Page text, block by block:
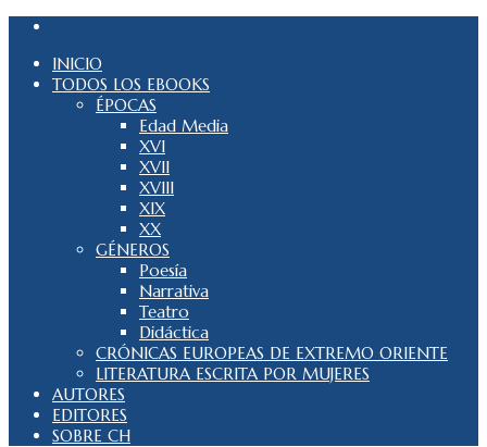
INICIO
TODOS LOS EBOOKS
ÉPOCAS
Edad Media
XVI
XVII
XVIII
XIX
XX
GÉNEROS
Poesía
Narrativa
Teatro
Didáctica
CRÓNICAS EUROPEAS DE EXTREMO ORIENTE
LITERATURA ESCRITA POR MUJERES
AUTORES
EDITORES
SOBRE CH